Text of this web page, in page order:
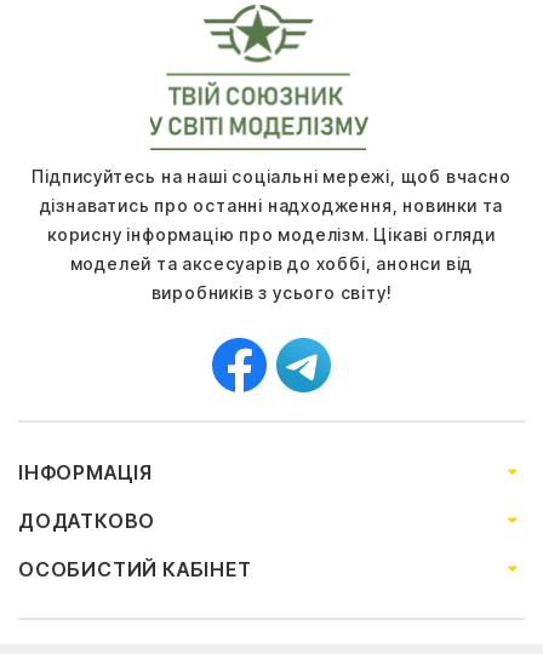
Підписуйтесь на наші соціальні мережі, щоб вчасно
дізнаватись про останні надходження, новинки та
корисну інформацію про моделізм. Цікаві огляди
моделей та аксесуарів до хоббі, анонси від
виробників з усього світу!
ІНФОРМАЦІЯ
ДОДАТКОВО
ОСОБИСТИЙ КАБІНЕТ